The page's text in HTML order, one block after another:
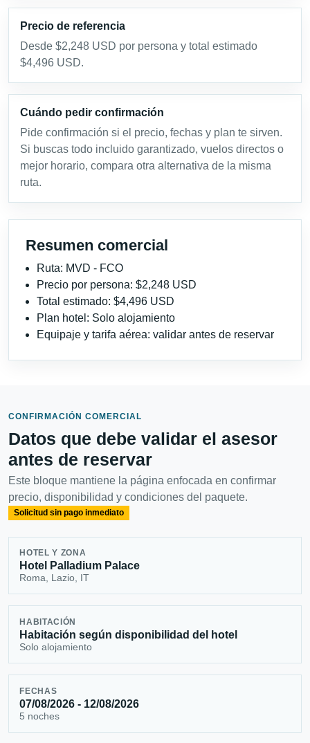
Precio de referencia
Desde $2,248 USD por persona y total estimado
$4,496 USD.
Cuándo pedir confirmación
Pide confirmación si el precio, fechas y plan te sirven.
Si buscas todo incluido garantizado, vuelos directos o
mejor horario, compara otra alternativa de la misma
ruta.
Resumen comercial
Ruta: MVD - FCO
Precio por persona: $2,248 USD
Total estimado: $4,496 USD
Plan hotel: Solo alojamiento
Equipaje y tarifa aérea: validar antes de reservar
CONFIRMACIÓN COMERCIAL
Datos que debe validar el asesor
antes de reservar
Este bloque mantiene la página enfocada en confirmar
precio, disponibilidad y condiciones del paquete.
Solicitud sin pago inmediato
HOTEL Y ZONA
Hotel Palladium Palace
Roma, Lazio, IT
HABITACIÓN
Habitación según disponibilidad del hotel
Solo alojamiento
FECHAS
07/08/2026 - 12/08/2026
5 noches